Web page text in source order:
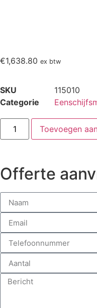
€1,638.80 ex btw
SKU
115010
Categorie
Toevoegen
Offerte